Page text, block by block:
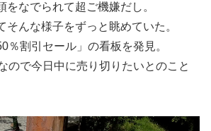
をなでられて超ご機嫌だし。
そんな様子をずっと眺めていた。
％割引セール」の看板を発見。
ので今日中に売り切りたいとのこと